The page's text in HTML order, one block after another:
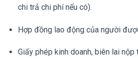
chi trả chi phí nếu có).
Hợp đồng lao động của người
Giấy phép kinh doanh, biên lai